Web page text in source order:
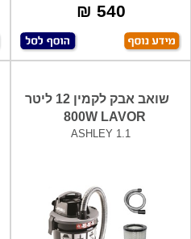
המשרד
540 ₪
שואב אבק לקמין 12 ליטר
800W LAVOR
ASHLEY 1.1